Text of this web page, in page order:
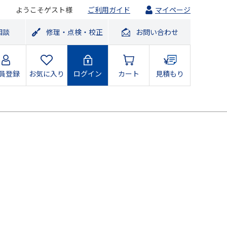
ようこそゲスト様 ご利用ガイド マイページ
談 修理・点検・校正 お問い合わせ
登録 お気に入り ログイン カート 見積もり